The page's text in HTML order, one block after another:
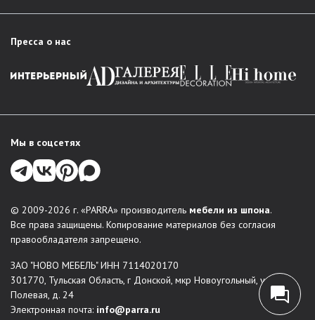
Пресса о нас
Мы в соцсетях
© 2009-2026 г. «PARRA» производитель мебели из шпона.
Все права защищены. Копирование материалов без согласия
правообладателя запрещено.
ЗАО "НОВО МЕБЕЛЬ" ИНН 7114020170
301770, Тульская Область, г Донской, мкр Новоугольный, ул
Полевая, д. 24
Электронная почта: info@parra.ru